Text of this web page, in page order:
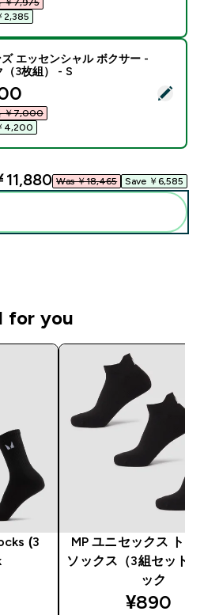
2,385‎
メンズ エッセンシャル ボクサ
エッセンシャル ボクサー -
（3枚組） - S
price
￥7,000‎
4,200‎
11,880‎ Was ￥18,465‎ Save ￥6,585‎
for you
(3
MP ユニセックス トレ
ソックス（3組セット
ック
¥890‎